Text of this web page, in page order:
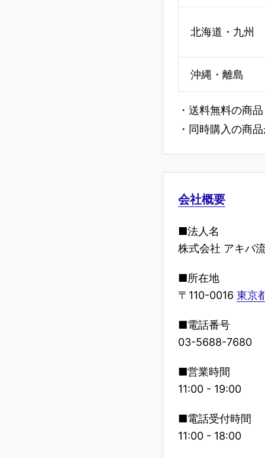
北海道・九州
沖縄・離島
・送料無料の商
・同時購入の商
会社概要
■法人名
株式会社 アキバ
■所在地
〒110-0016 東京
■電話番号
03-5688-7680
■営業時間
11:00 - 19:00
■電話受付時間
11:00 - 18:00